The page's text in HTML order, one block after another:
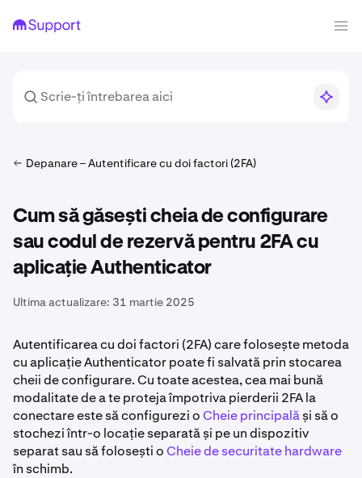
Depanare – Autentificare cu doi factori (2FA)
Cum să găsești cheia de configurare
sau codul de rezervă pentru 2FA cu
aplicație Authenticator
Ultima actualizare: 31 martie 2025
Autentificarea cu doi factori (2FA) care folosește metoda
cu aplicație Authenticator poate fi salvată prin stocarea
cheii de configurare. Cu toate acestea, cea mai bună
modalitate de a te proteja împotriva pierderii 2FA la
conectare este să configurezi o Cheie principalăși să o
stochezi într-o locație separată și pe un dispozitiv
separat sau să folosești o Cheie de securitate hardware
în schimb.